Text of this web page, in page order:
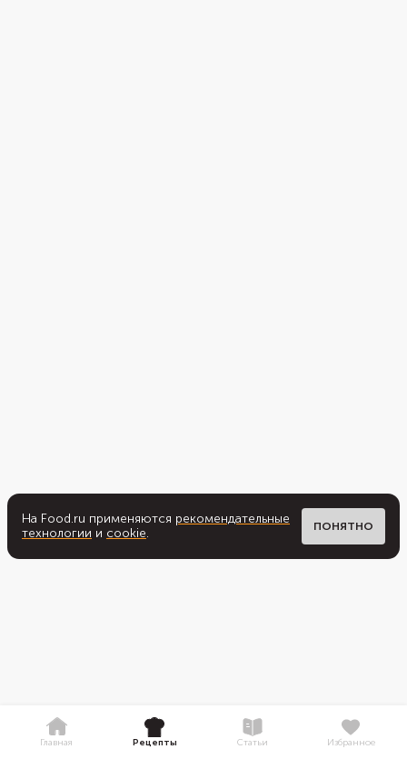
На Food.ru применяются рекомендательные
технологии и cookie. ПОНЯТНО
Главная Рецепты Статьи Избранное